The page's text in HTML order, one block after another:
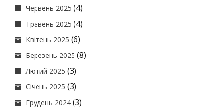
Червень 2025 (4)
Травень 2025 (4)
Квітень 2025 (6)
Березень 2025 (8)
Лютий 2025 (3)
Січень 2025 (3)
Грудень 2024 (3)